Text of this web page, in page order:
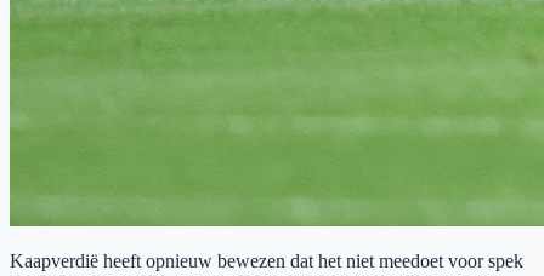
Kaapverdië heeft opnieuw bewezen dat het niet meedoet voor spek